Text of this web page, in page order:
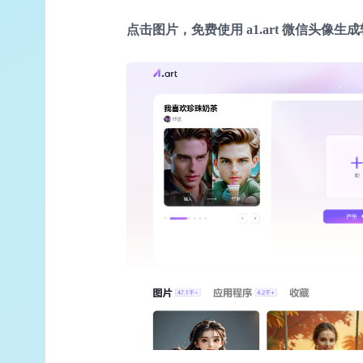
点击图片，免费使用 a1.art 微信头像生成